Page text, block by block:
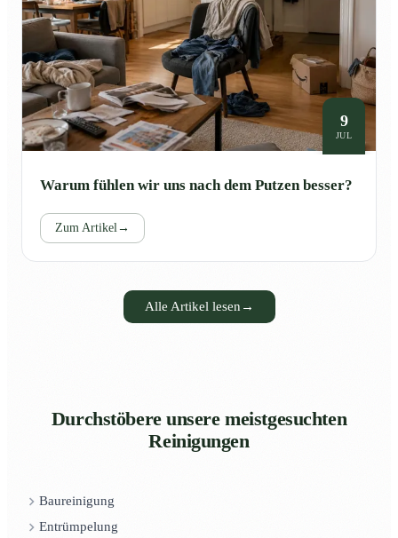
9
JUL
Warum fühlen wir uns nach dem Putzen besser?
Zum Artikel→
Alle Artikel lesen →
Durchstöbere unsere meistgesuchten
Reinigungen
Baureinigung
Entrümpelung